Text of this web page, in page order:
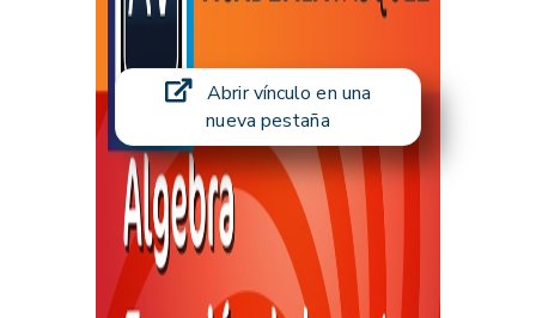
Abrir vínculo en una
nueva pestaña